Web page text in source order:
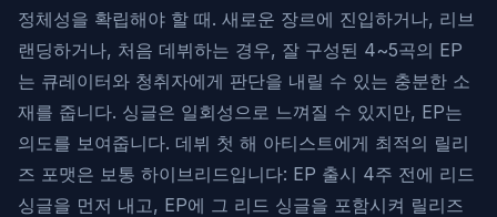
정체성을 확립해야 할 때. 새로운 장르에 진입하거나, 리브
랜딩하거나, 처음 데뷔하는 경우, 잘 구성된 4~5곡의 EP
는 큐레이터와 청취자에게 판단을 내릴 수 있는 충분한 소
재를 줍니다. 싱글은 일회성으로 느껴질 수 있지만, EP는
의도를 보여줍니다. 데뷔 첫 해 아티스트에게 최적의 릴리
즈 포맷은 보통 하이브리드입니다: EP 출시 4주 전에 리드
싱글을 먼저 내고, EP에 그 리드 싱글을 포함시켜 릴리즈